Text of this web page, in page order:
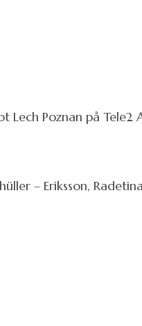
Poznan på Tele2
– Eriksson,